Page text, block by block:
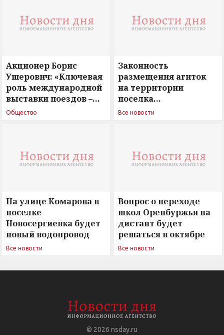
Акционер Борис
Ушерович: «Ключевая
роль международной
выставки поездов –
поиск ответов на
Общество
Законность
размещения агиток
на территории
поселка
Новосергиевка
Все новости
На улице Комарова в
поселке
Новосергиевка будет
новый водопровод
Все новости
Вопрос о переходе
школ Оренбуржья на
дистант будет
решаться в октябре
Все новости
© 2026 nsday.ru